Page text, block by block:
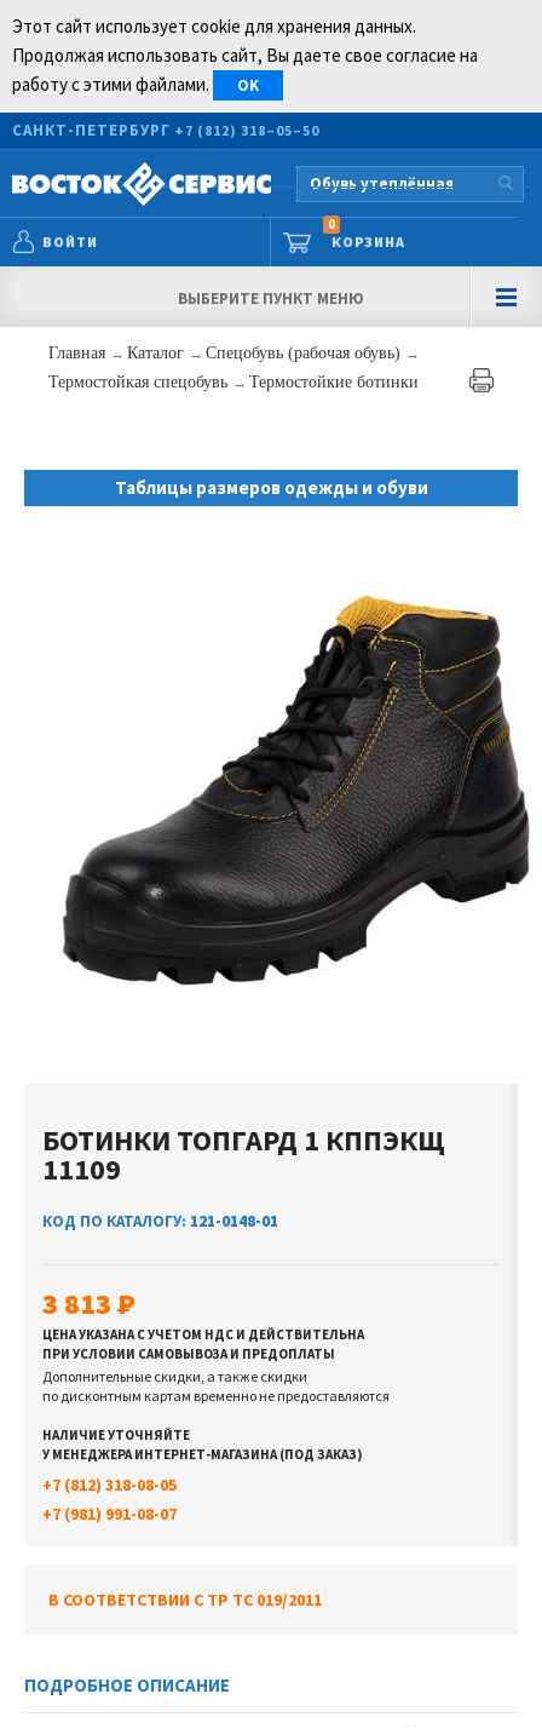
Этот сайт использует cookie для хранения данных.
Продолжая использовать сайт, Вы даете свое согласие на
работу с этими файлами.
OK
САНКТ-ПЕТЕРБУРГ +7 (812) 318–05–50
ВОЙТИ КОРЗИНА
0
ВЫБЕРИТЕ ПУНКТ МЕНЮ
Главная → Каталог → Спецобувь (рабочая обувь) →
Термостойкая спецобувь → Термостойкие ботинки
Таблицы размеров одежды и обуви
БОТИНКИ ТОПГАРД 1 КППЭКЩ
11109
КОД ПО КАТАЛОГУ: 121-0148-01
3 813
ЦЕНА УКАЗАНА С УЧЕТОМ НДС И ДЕЙСТВИТЕЛЬНА
ПРИ УСЛОВИИ САМОВЫВОЗА И ПРЕДОПЛАТЫ
Дополнительные скидки, а также скидки
по дисконтным картам временно не предоставляются
НАЛИЧИЕ УТОЧНЯЙТЕ
У МЕНЕДЖЕРА ИНТЕРНЕТ-МАГАЗИНА (ПОД ЗАКАЗ)
+7 (812) 318-08-05
+7 (981) 991-08-07
В СООТВЕТСТВИИ С ТР ТС 019/2011
ПОДРОБНОЕ ОПИСАНИЕ